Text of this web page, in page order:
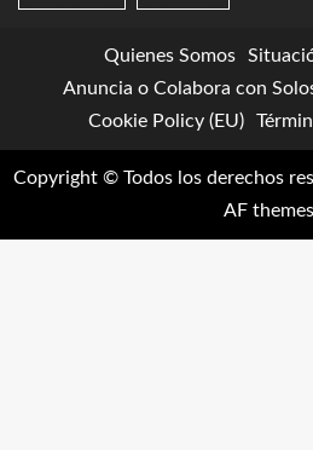
Quienes Somos
Anuncia o Colabora con
Cookie Policy (EU)
Copyright © Todos los derechos
AF